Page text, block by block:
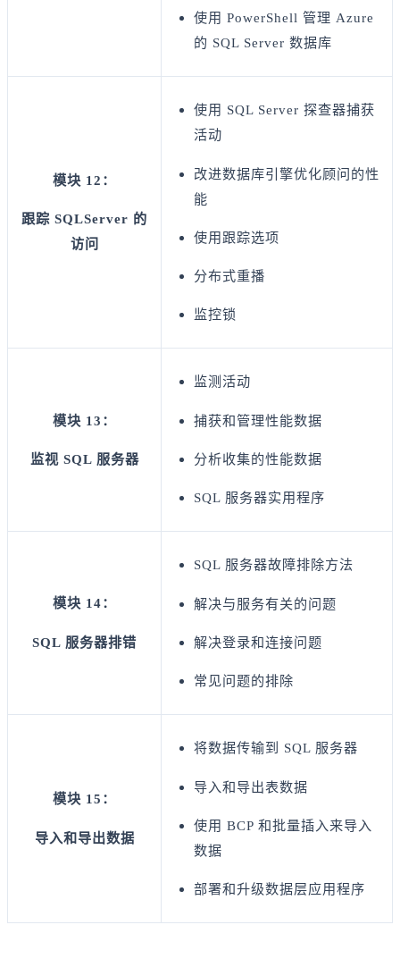
使用 PowerShell 管理 Azure
的 SQL Server 数据库
模块 12：
跟踪 SQLServer 的
访问
使用 SQL Server 探查器捕获
活动
改进数据库引擎优化顾问的性
能
使用跟踪选项
分布式重播
监控锁
模块 13：
监视 SQL 服务器
监测活动
捕获和管理性能数据
分析收集的性能数据
SQL 服务器实用程序
模块 14：
SQL 服务器排错
SQL 服务器故障排除方法
解决与服务有关的问题
解决登录和连接问题
常见问题的排除
模块 15：
导入和导出数据
将数据传输到 SQL 服务器
导入和导出表数据
使用 BCP 和批量插入来导入
数据
部署和升级数据层应用程序